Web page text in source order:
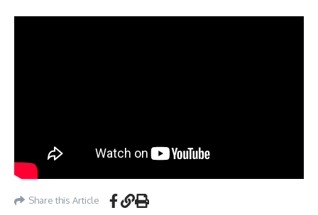
Share this Article